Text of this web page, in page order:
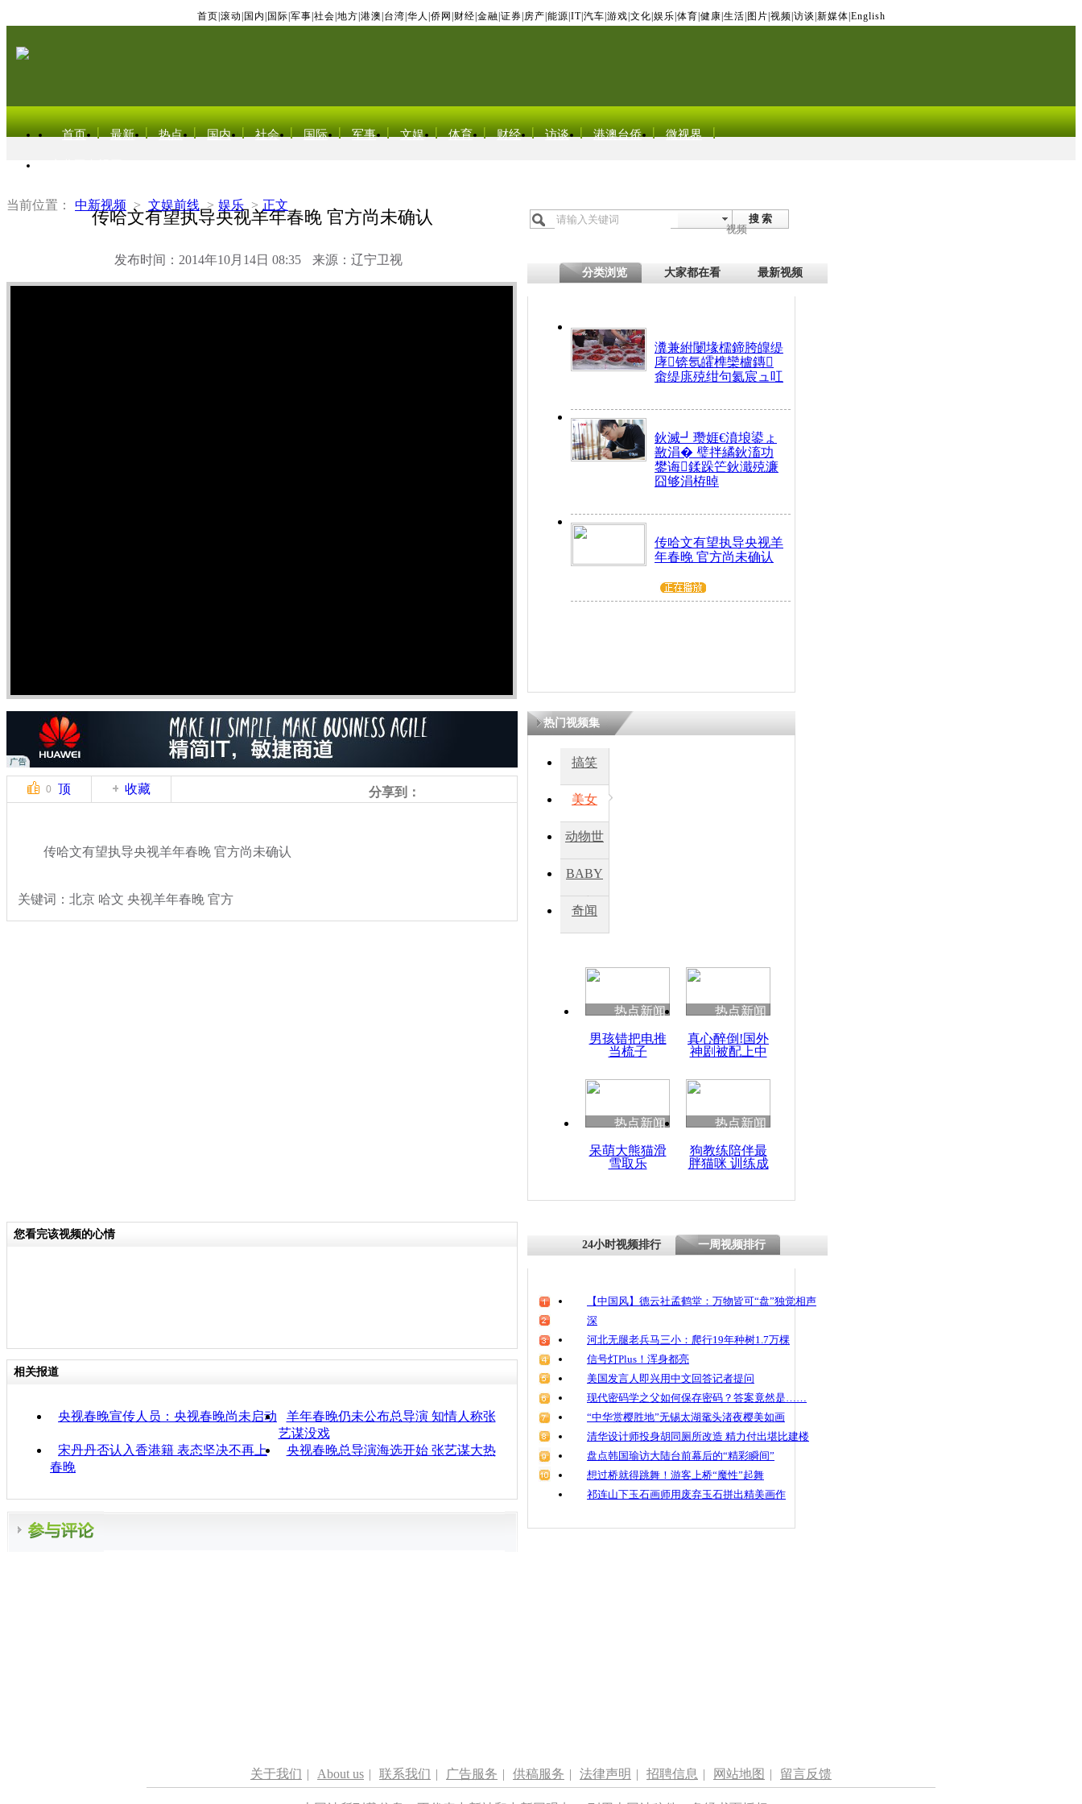
首页 滚动 国内 国际 军事 社会 地方 港澳 台湾 华人 侨网 财经 金融 证券 房产 能源 IT| 汽车 游戏 文化 娱乐 体育 健康 生活 图片 视频 访谈 新媒体 English
首页 最新 热点 国内 社会 国际 军事 文娱 体育 财经 访谈 港澳台侨 微视界
当前位置： 中新视频 > 文娱前线 > 娱乐 > 正文
传哈文有望执导央视羊年春晚 官方尚未确认
发布时间：2014年10月14日 08:35 来源：辽宁卫视
搜 索
视频
分类浏览 大家都在看 最新视频
瀵兼紨闄堟檽鍗胯皥缇
庨锛氬皬榫欒櫨鏄
畬缇庣殑绀句氦宸ュ叿
鈥滅┛瓒娾€濆埌鍙ょ
敾涓� 璧拌繘鈥滀功
鐢诲鍒跺笀鈥濈殑濂
囧够涓栫晫
传哈文有望执导央视羊
年春晚 官方尚未确认
0 顶 收藏 分享到：
传哈文有望执导央视羊年春晚 官方尚未确认
关键词：北京 哈文 央视羊年春晚 官方
热门视频集
搞笑
美女
动物世
BABY
秀
奇闻
热点新闻
男孩错把电推
当梳子
热点新闻
真心醉倒!国外
神剧被配上中
热点新闻
呆萌大熊猫滑
雪取乐
热点新闻
狗教练陪伴最
胖猫咪 训练成
您看完该视频的心情
相关报道
央视春晚宣传人员：央视春晚尚未启动
羊年春晚仍未公布总导演 知情人称张
艺谋没戏
宋丹丹否认入香港籍 表态坚决不再上
春晚
央视春晚总导演海选开始 张艺谋大热
24小时视频排行 一周视频排行
【中国风】德云社孟鹤堂：万物皆可“盘”独觉相声
深
河北无腿老兵马三小：爬行19年种树1.7万棵
信号灯Plus！浑身都亮
美国发言人即兴用中文回答记者提问
现代密码学之父如何保存密码？答案竟然是……
“中华赏樱胜地”无锡太湖鼋头渚夜樱美如画
清华设计师投身胡同厕所改造 精力付出堪比建楼
盘点韩国瑜访大陆台前幕后的“精彩瞬间”
想过桥就得跳舞！游客上桥“魔性”起舞
祁连山下玉石画师用废弃玉石拼出精美画作
关于我们 | About us | 联系我们 | 广告服务 | 供稿服务 | 法律声明 | 招聘信息 | 网站地图 | 留言反馈